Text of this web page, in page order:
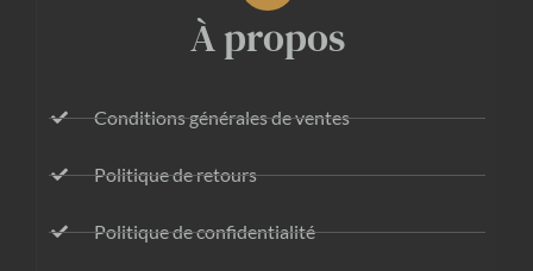
À propos
Conditions générales de ventes
Politique de retours
Politique de confidentialité